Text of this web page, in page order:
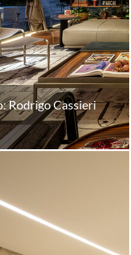
Rodrigo Cassieri